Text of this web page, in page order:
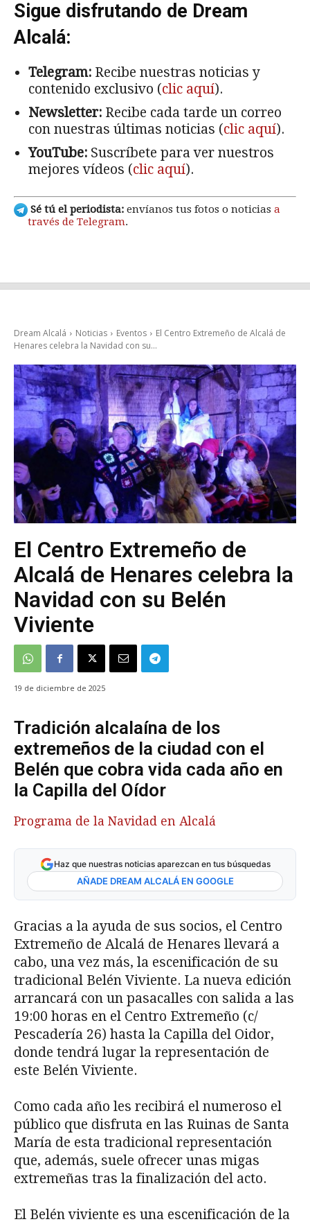
Sigue disfrutando de Dream
Alcalá:
Telegram: Recibe nuestras noticias y
contenido exclusivo (clic aquí).
Newsletter: Recibe cada tarde un correo
con nuestras últimas noticias (clic aquí).
YouTube: Suscríbete para ver nuestros
mejores vídeos (clic aquí).
Sé tú el periodista: envíanos tus fotos o noticias a
través de Telegram.